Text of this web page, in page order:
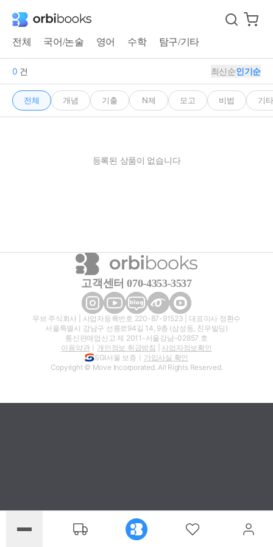
전체 국어/논술 영어 수학 탐구/기타
0 건 최신순인기순
전체 개념 기출 N제 모고 비법 기타
등록된 상품이 없습니다
고객센터 070-4353-3537
무브 주식회사 | 사업자등록번호 220-87-91523 | 대표이사 정환수
서울특별시 강남구 선릉로94길 14, 9층 (삼성동, 친우빌딩)
통신판매업신고 제 2011-서울강남-02857 호
이용약관ㅣ 개인정보 취급방침
사업자정보확인
SGI서울 보증ㅣ 가입사실 확인
Copyright © Move Incorporated. All Rights Reserved.